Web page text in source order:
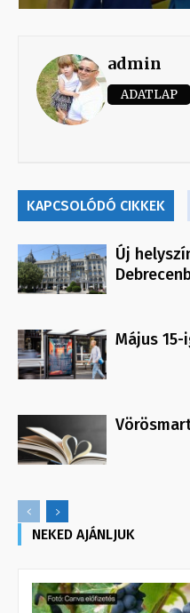
admin
ADATLAP
KAPCSOLÓDÓ CIKKEK
Új
Május
NEKED AJÁNLJUK